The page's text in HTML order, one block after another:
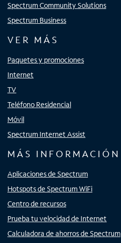
Spectrum Community Solutions
Spectrum Business
VER MÁS
Paquetes y promociones
Internet
TV
Teléfono Residencial
Móvil
Spectrum Internet Assist
MÁS INFORMACIÓN
Aplicaciones de Spectrum
Hotspots de Spectrum WiFi
Centro de recursos
Prueba tu velocidad de Internet
Calculadora de ahorros de Spectrum